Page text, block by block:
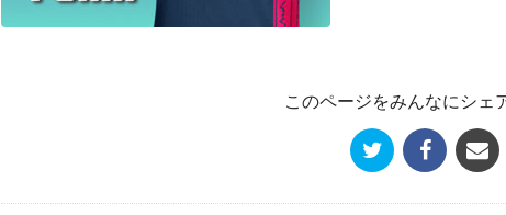
このページをみんなにシェ